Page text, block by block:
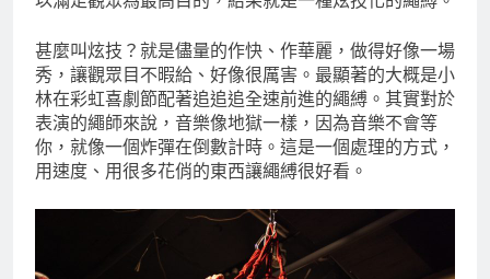
甚麼叫炫技？就是儘量的作快、作華麗，做得好像一場
秀，讓觀眾目不暇給、好像很厲害。最顯著的大概是小
林在彩虹喜劇節配著追追追全速前進的繩縛。其實對於
表演的繩師來說，音樂像地獄一樣，因為音樂不會等
你，就像一個炸彈在倒數計時。這是一個處理的方式，
用速度、用很多花俏的東西讓繩縛很好看。